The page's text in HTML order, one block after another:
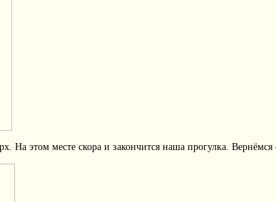
На этом месте скора и закончится наша прогулка.